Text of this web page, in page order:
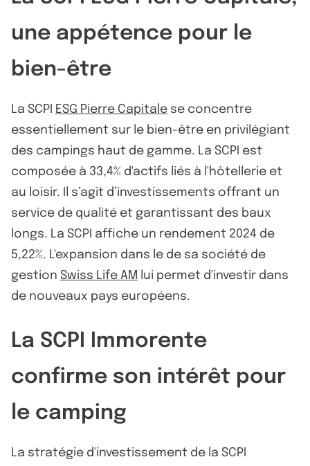
une appétence pour le
bien-être
La SCPI ESG Pierre Capitale se concentre
essentiellement sur le bien-être en privilégiant
des campings haut de gamme. La SCPI est
composée à 33,4% d'actifs liés à l'hôtellerie et
au loisir. Il s’agit d’investissements offrant un
service de qualité et garantissant des baux
longs. La SCPI affiche un rendement 2024 de
5,22%. L'expansion dans le de sa société de
gestion Swiss Life AM
lui permet d'investir dans
de nouveaux pays européens.
La SCPI Immorente
confirme son intérêt pour
le camping
La stratégie d'investissement de la SCPI